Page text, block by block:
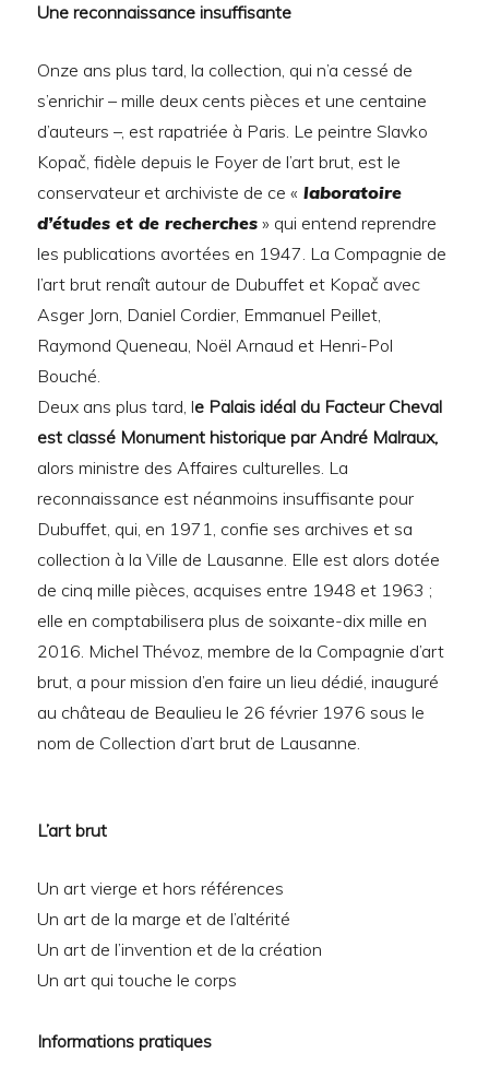
Une reconnaissance insuffisante
Onze ans plus tard, la collection, qui n’a cessé de
s’enrichir – mille deux cents pièces et une centaine
d’auteurs –, est rapatriée à Paris. Le peintre Slavko
Kopač, fidèle depuis le Foyer de l’art brut, est le
conservateur et archiviste de ce « laboratoire
d’études et de recherches » qui entend reprendre
les publications avortées en 1947. La Compagnie de
l’art brut renaît autour de Dubuffet et Kopač avec
Asger Jorn, Daniel Cordier, Emmanuel Peillet,
Raymond Queneau, Noël Arnaud et Henri-Pol
Bouché.
Deux ans plus tard, le Palais idéal du Facteur Cheval
est classé Monument historique par André Malraux,
alors ministre des Affaires culturelles. La
reconnaissance est néanmoins insuffisante pour
Dubuffet, qui, en 1971, confie ses archives et sa
collection à la Ville de Lausanne. Elle est alors dotée
de cinq mille pièces, acquises entre 1948 et 1963 ;
elle en comptabilisera plus de soixante-dix mille en
2016. Michel Thévoz, membre de la Compagnie d’art
brut, a pour mission d’en faire un lieu dédié, inauguré
au château de Beaulieu le 26 février 1976 sous le
nom de Collection d’art brut de Lausanne.
L’art brut
Un art vierge et hors références
Un art de la marge et de l’altérité
Un art de l’invention et de la création
Un art qui touche le corps
Informations pratiques